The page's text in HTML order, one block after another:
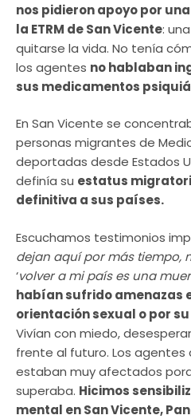
nos pidieron apoyo por
la ETRM de San Vicente:
quitarse la vida. No tenía
los agentes no hablaban
sus medicamentos
En San Vicente se
personas migrantes de
deportadas desde Estados
definía su estatus
definitiva a sus países.
Escuchamos testimonios
dejan aquí por más tiempo,
‘volver a mi país es una
habían sufrido amenazas
orientación sexual o por
Vivían con miedo,
frente al futuro. Los agentes
estaban muy afectados
superaba. Hicimos
mental en San Vicente,